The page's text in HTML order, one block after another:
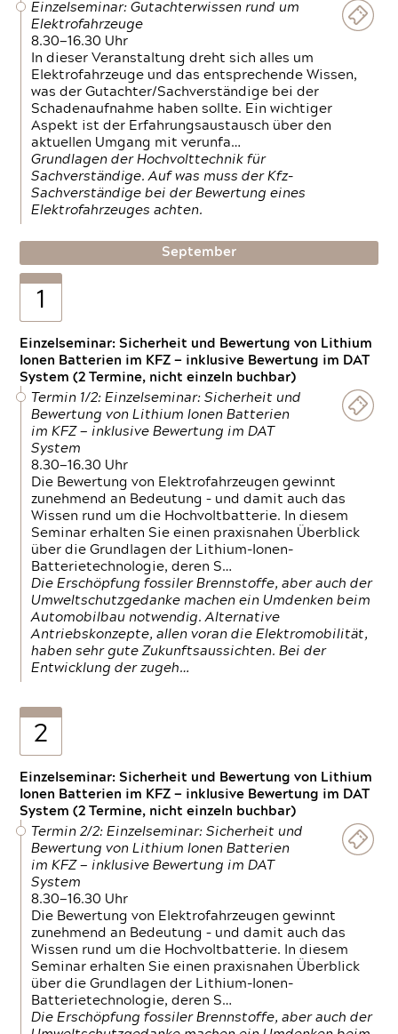
Einzelseminar: Gutachterwissen rund um
Elektrofahrzeuge
8.30—16.30 Uhr
In dieser Veranstaltung dreht sich alles um
Elektrofahrzeuge und das entsprechende Wissen,
was der Gutachter/Sachverständige bei der
Schadenaufnahme haben sollte. Ein wichtiger
Aspekt ist der Erfahrungsaustausch über den
aktuellen Umgang mit verunfa…
Grundlagen der Hochvolttechnik für
Sachverständige. Auf was muss der Kfz-
Sachverständige bei der Bewertung eines
Elektrofahrzeuges achten.
September
1
Einzelseminar: Sicherheit und Bewertung von Lithium
Ionen Batterien im KFZ — inklusive Bewertung im DAT
System (2 Termine, nicht einzeln buchbar)
Termin 1/2: Einzelseminar: Sicherheit und
Bewertung von Lithium Ionen Batterien
im KFZ — inklusive Bewertung im DAT
System
8.30—16.30 Uhr
Die Bewertung von Elektrofahrzeugen gewinnt
zunehmend an Bedeutung – und damit auch das
Wissen rund um die Hochvoltbatterie. In diesem
Seminar erhalten Sie einen praxisnahen Überblick
über die Grundlagen der Lithium-Ionen-
Batterietechnologie, deren S…
Die Erschöpfung fossiler Brennstoffe, aber auch der
Umweltschutzgedanke machen ein Umdenken beim
Automobilbau notwendig. Alternative
Antriebskonzepte, allen voran die Elektromobilität,
haben sehr gute Zukunftsaussichten. Bei der
Entwicklung der zugeh…
2
Einzelseminar: Sicherheit und Bewertung von Lithium
Ionen Batterien im KFZ — inklusive Bewertung im DAT
System (2 Termine, nicht einzeln buchbar)
Termin 2/2: Einzelseminar: Sicherheit und
Bewertung von Lithium Ionen Batterien
im KFZ — inklusive Bewertung im DAT
System
8.30—16.30 Uhr
Die Bewertung von Elektrofahrzeugen gewinnt
zunehmend an Bedeutung – und damit auch das
Wissen rund um die Hochvoltbatterie. In diesem
Seminar erhalten Sie einen praxisnahen Überblick
über die Grundlagen der Lithium-Ionen-
Batterietechnologie, deren S…
Die Erschöpfung fossiler Brennstoffe, aber auch der